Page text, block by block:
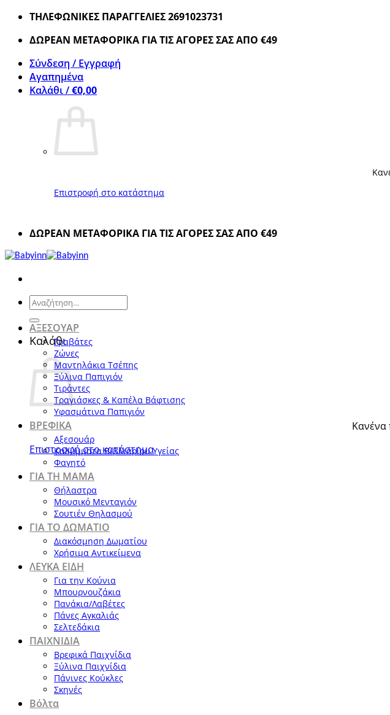
Μετάβαση
περιεχόμενο
ΤΗΛΕΦΩΝΙΚΕΣ ΠΑΡΑΓΓΕΛΙΕΣ 2691023731
ΔΩΡΕΑΝ ΜΕΤΑΦΟΡΙΚΑ ΓΙΑ ΤΙΣ ΑΓΟΡΕΣ ΣΑΣ ΑΠΟ €49
Σύνδεση / Εγγραφή
Αγαπημένα
Καλάθι /€0,00
Επιστροφή στο κατάστημα
ΔΩΡΕΑΝ ΜΕΤΑΦΟΡΙΚΑ ΓΙΑ ΤΙΣ ΑΓΟΡΕΣ ΣΑΣ ΑΠΟ €49
Αναζήτηση
Καλάθι
Κανένα
Επιστροφή στο κατάστημα
ΑΞΕΣΟΥΑΡ
Γραβάτες
Ζώνες
Μαντηλάκια Τσέπης
Ξύλινα Παπιγιόν
Τιράντες
Τραγιάσκες & Καπέλα Βάφτισης
Υφασμάτινα Παπιγιόν
ΒΡΕΦΙΚΑ
Αξεσουάρ
Καλύμματα Βιβλιαρίου Υγείας
Φαγητό
ΓΙΑ ΤΗ ΜΑΜΑ
Θήλαστρα
Μουσικό Μενταγιόν
Σουτιέν Θηλασμού
ΓΙΑ ΤΟ ΔΩΜΑΤΙΟ
Διακόσμηση Δωματίου
Χρήσιμα Αντικείμενα
ΛΕΥΚΑ ΕΙΔΗ
Για την Κούνια
Μπουρνουζάκια
Πανάκια/Λαβέτες
Πάνες Αγκαλιάς
Σελτεδάκια
ΠΑΙΧΝΙΔΙΑ
Βρεφικά Παιχνίδια
Ξύλινα Παιχνίδια
Πάνινες Κούκλες
Σκηνές
Βόλτα